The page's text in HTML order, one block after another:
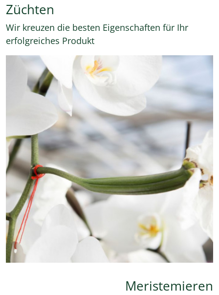
Züchten
Wir kreuzen die besten Eigenschaften für Ihr
erfolgreiches Produkt
Meristemieren